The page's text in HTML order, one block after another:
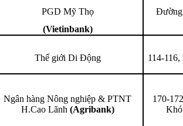
PGD Mỹ Thọ
(Vietinbank)
Đường
Thế giới Di Động 114-
Ngân hàng Nông nghiệp & PTNT
H.Cao Lãnh (Agribank)
170-